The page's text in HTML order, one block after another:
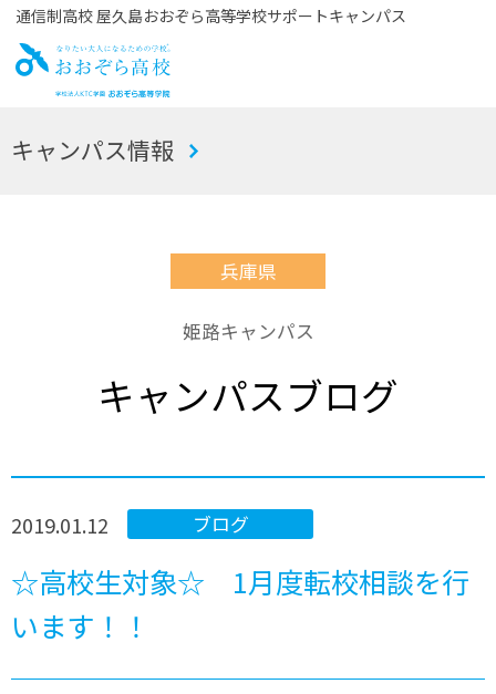
通信制高校 屋久島おおぞら高等学校サポートキャンパス
お
キャンパス情報
兵庫県
姫路キャンパス
キャンパスブログ
ブログ
2019.01.12
☆高校生対象☆ 1月度転校相談を行
います！！